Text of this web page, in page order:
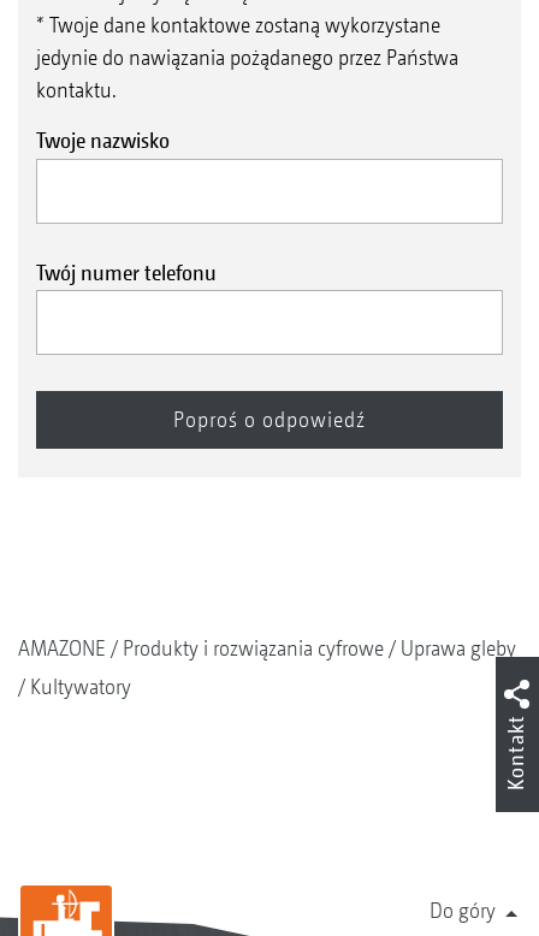
* Twoje dane kontaktowe zostaną wykorzystane
jedynie do nawiązania pożądanego przez Państwa
kontaktu.
Twoje nazwisko
Twój numer telefonu
AMAZONE Produkty i rozwiązania cyfrowe
Uprawa gleby
Kultywatory
Do góry
Kontakt